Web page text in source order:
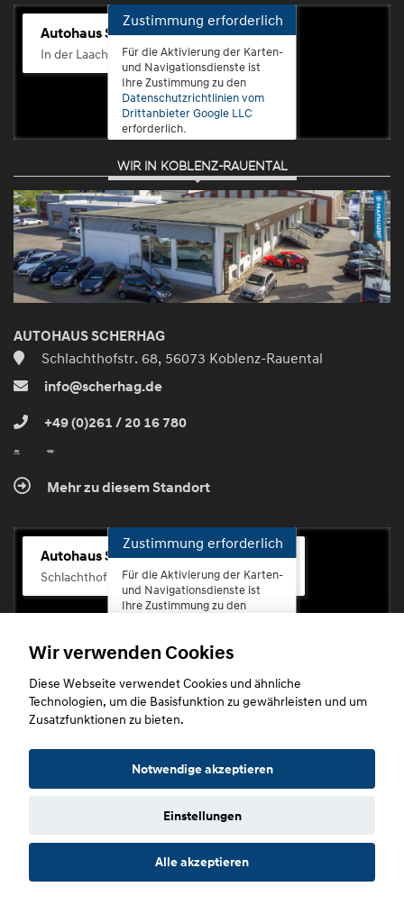
Autohaus Scherhag
In der Laach 76, 56072 Koblenz-Güls
Zustimmung erforderlich
Für die Aktivierung der Karten-
und Navigationsdienste ist
Ihre Zustimmung zu den
Datenschutzrichtlinien vom
Drittanbieter Google LLC
erforderlich.
Zustimmen
und
aktivieren
WIR IN KOBLENZ-RAUENTAL
AUTOHAUS SCHERHAG
Schlachthofstr. 68, 56073 Koblenz-Rauental
info@scherhag.de
+49 (0)261 / 20 16 780
Mehr zu diesem Standort
Autohaus Scherhag
Schlachthofstr. 68, 56073 Koblenz-Rauental
Zustimmung erforderlich
Für die Aktivierung der Karten-
und Navigationsdienste ist
Ihre Zustimmung zu den
erforderlich.
Zustimmen
Copyright © 2026. Autohaus Scherhag
Datenschutz Impressum
Wir verwenden Cookies
Diese Webseite verwendet Cookies und ähnliche
Technologien, um die Basisfunktion zu gewährleisten und um
Zusatzfunktionen zu bieten.
Notwendige akzeptieren
Einstellungen
Alle akzeptieren